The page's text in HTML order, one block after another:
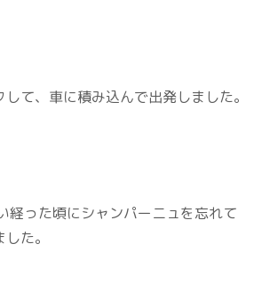
て、車に積み込んで出発しました。
経った頃にシャンパーニュを忘れて
た。